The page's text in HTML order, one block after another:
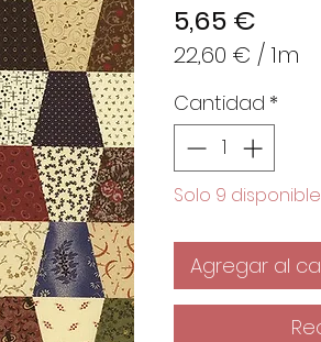
5,65 €
22,60 € / 1m
por
Metro
Cantidad *
Solo 9
Agregar al